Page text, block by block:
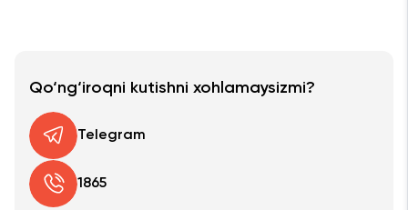
Qo‘ng‘iroqni kutishni xohlamaysizmi?
Telegram
1865